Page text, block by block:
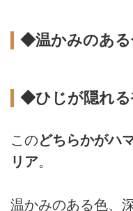
◆温かみのある
◆ひじが隠れる
このどちらかがハ
リア。
温かみのある色、